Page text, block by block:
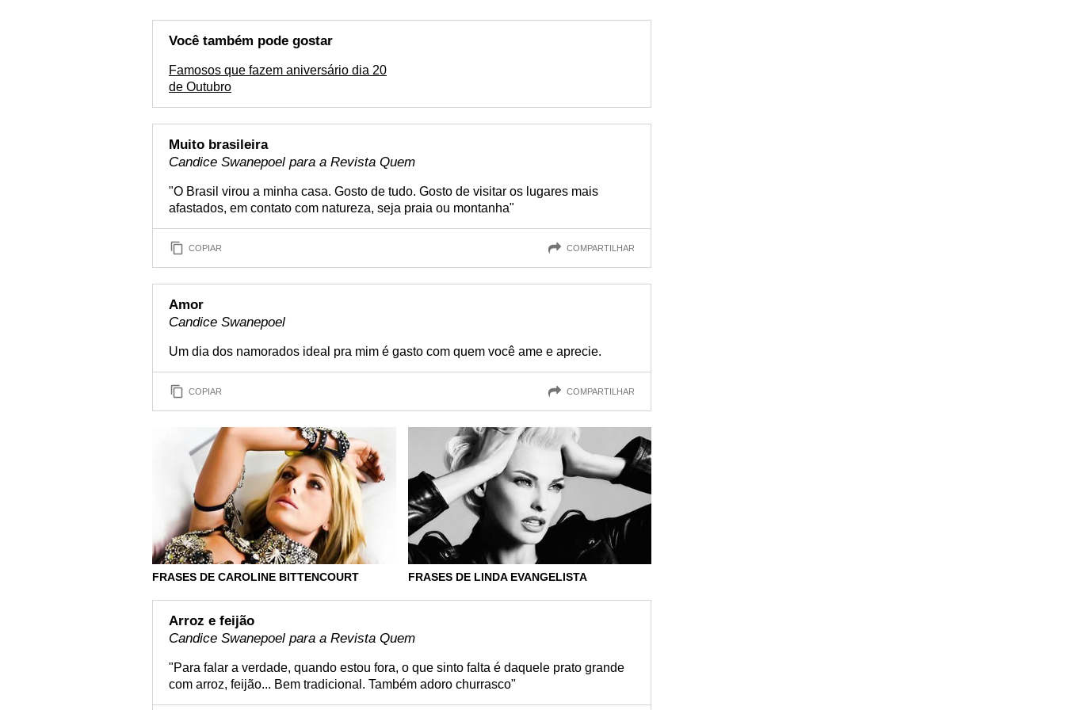
Você também pode gostar
Famosos que fazem aniversário dia 20
de Outubro
Muito brasileira
Candice Swanepoel para a Revista Quem
"O Brasil virou a minha casa. Gosto de tudo. Gosto de visitar os lugares mais
afastados, em contato com natureza, seja praia ou montanha"
COPIAR COMPARTILHAR
Amor
Candice Swanepoel
Um dia dos namorados ideal pra mim é gasto com quem você ame e aprecie.
COPIAR COMPARTILHAR
FRASES DE CAROLINE BITTENCOURT FRASES DE LINDA EVANGELISTA
Arroz e feijão
Candice Swanepoel para a Revista Quem
"Para falar a verdade, quando estou fora, o que sinto falta é daquele prato grande
com arroz, feijão... Bem tradicional. Também adoro churrasco"